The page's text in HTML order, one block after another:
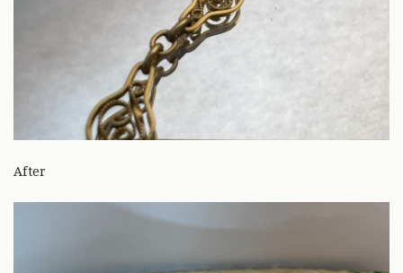
After